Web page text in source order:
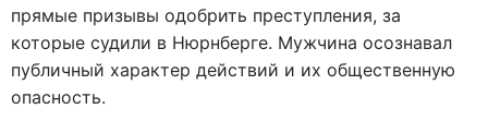
прямые призывы одобрить преступления, за
которые судили в Нюрнберге. Мужчина осознавал
публичный характер действий и их общественную
опасность.